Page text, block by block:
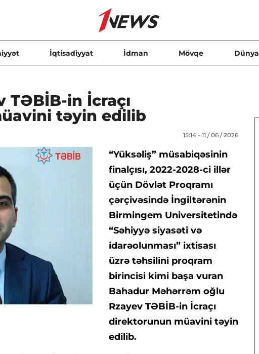
İqtisadiyyat İdman Mövqe Dünya
TƏBİB-in İcraçı
təyin edilib
15:14 - 11 / 06 / 2026
“Yüksəliş” müsabiqəsinin
finalçısı, 2022-2028-ci illər
üçün Dövlət Proqramı
çərçivəsində İngiltərənin
Birmingem Universitetində
“Səhiyyə siyasəti və
idarəolunması” ixtisası
üzrə təhsilini proqram
birincisi kimi başa vuran
Bahadur Məhərrəm oğlu
Rzayev TƏBİB-in İcraçı
direktorunun müavini təyin
edilib.